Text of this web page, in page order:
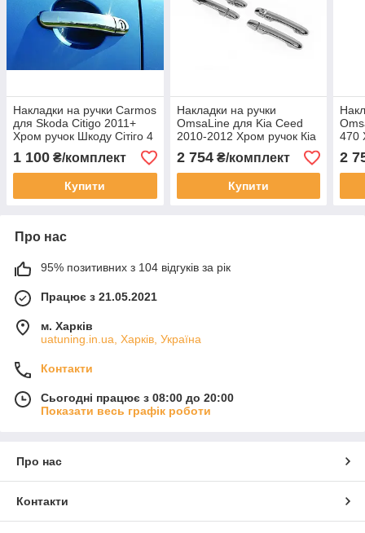
Накладки на ручки Carmos
для Skoda Citigo 2011+
Хром ручок Шкоду Сітіго 4
шт.
1 100 ₴/комплект
Купити
Накладки на ручки
OmsaLine для Kia Ceed
2010-2012 Хром ручок Кіа
Сид 4 шт.
2 754₴/комплект
Купити
470
470
2
Про нас
95% позитивних з 104 відгуків за рік
Працює з 21.05.2021
м. Харків
uatuning.in.ua, Харків, Україна
Контакти
Сьогодні працює з 08:00 до 20:00
Показати весь графік роботи
Про нас
Контакти